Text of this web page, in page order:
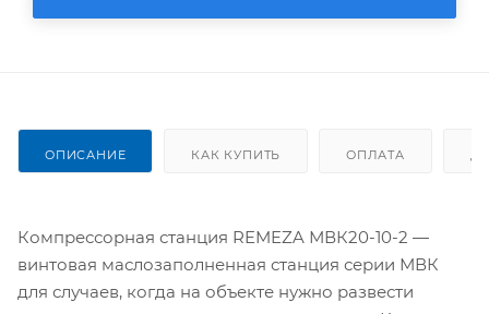
ОПИСАНИЕ КАК КУПИТЬ ОПЛАТА
Компрессорная станция REMEZA МВК20-10-2 —
винтовая маслозаполненная станция серии МВК
для случаев, когда на объекте нужно развести